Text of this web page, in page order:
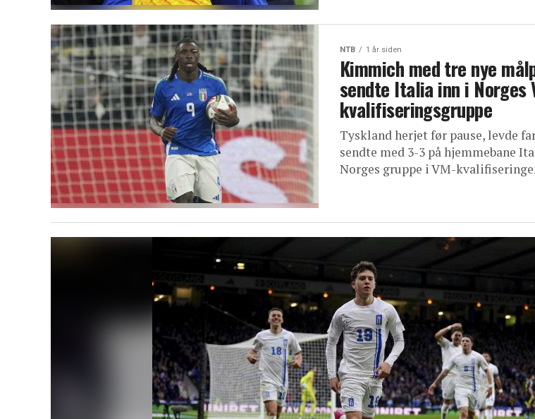
NTB 1 år siden
Kimmich med tre nye
sendte Italia inn i Norges
kvalifiseringsgruppe
Tyskland herjet før pause, levde
sendte med 3-3 på hjemmebane
Norges gruppe i VM-